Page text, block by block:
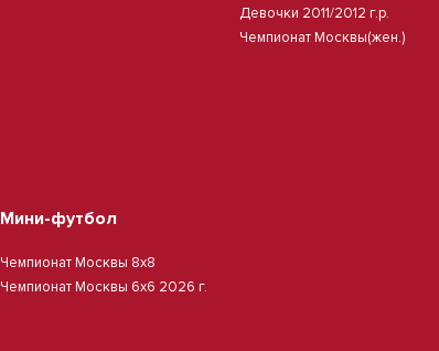
Девочки 2011/2012 г.р.
Чемпионат Москвы(жен.)
Мини-футбол
Чемпионат Москвы 8х8
Чемпионат Москвы 6х6 2026 г.